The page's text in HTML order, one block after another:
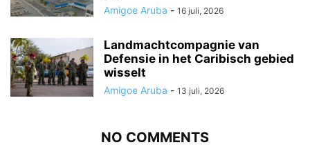
Amigoe Aruba - 16 juli, 2026
Landmachtcompagnie van
Defensie in het Caribisch gebied
wisselt
Amigoe Aruba - 13 juli, 2026
NO COMMENTS